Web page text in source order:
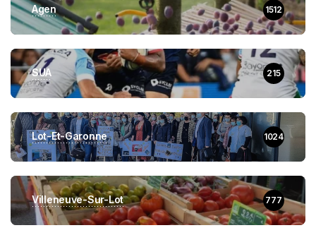
Agen 1512
SUA 215
Lot-Et-Garonne 1024
Villeneuve-Sur-Lot 777